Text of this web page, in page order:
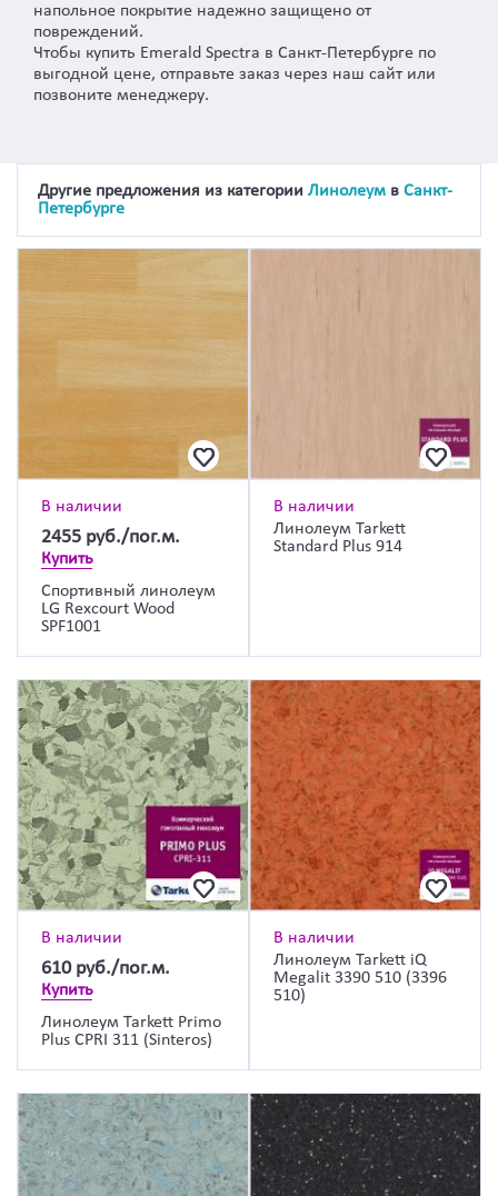
напольное покрытие надежно защищено от
повреждений.
Чтобы купить Emerald Spectra в Санкт-Петербурге по
выгодной цене, отправьте заказ через наш сайт или
позвоните менеджеру.
Другие предложения из категории Линолеум в Санкт-
Петербурге
В наличии
2455 руб./пог.м.
Купить
Спортивный линолеум
LG Rexcourt Wood
SPF1001
В наличии
Линолеум Tarkett
Standard Plus 914
В наличии
610 руб./пог.м.
Купить
Линолеум Tarkett Primo
Plus CPRI 311 (Sinteros)
В наличии
Линолеум Tarkett iQ
Megalit 3390 510 (3396
510)